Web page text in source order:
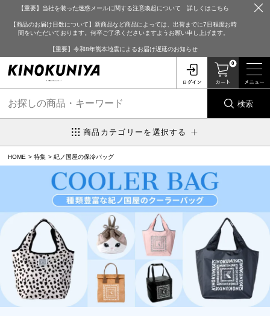
【重要】当社を装った迷惑メールに関する注意喚起について 詳しくはこちら
【商品のお届け日数について】新商品など商品によっては、出荷までに7日程度お時
間をいただいております。何卒ご了承くださいますようお願い申し上げます。
【重要】令和8年熊本地震によるお届け遅延のお知らせ
0
検索
商品カテゴリーを選択する
HOME 特集 紀ノ国屋の保冷バッグ